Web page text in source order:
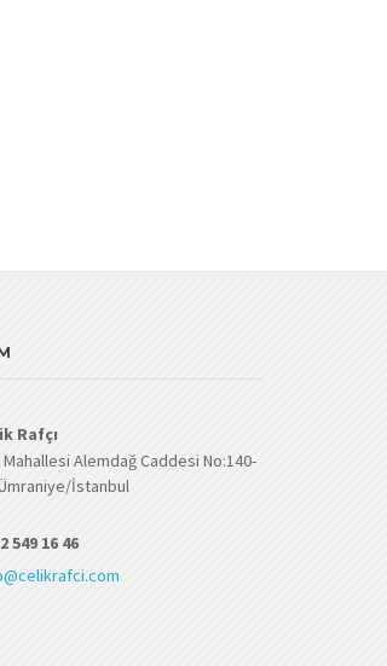
Rafçı
Alemdağ Caddesi No:140-
İstanbul
549 16 46